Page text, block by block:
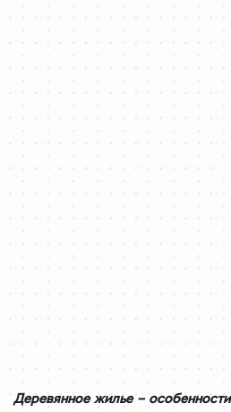
Деревянное жилье – особенности